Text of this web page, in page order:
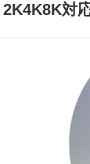
2K4K8K対